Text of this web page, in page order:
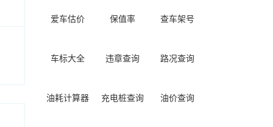
爱车估价 保值率 查车架号
车标大全 违章查询 路况查询
油耗计算器 充电桩查询 油价查询